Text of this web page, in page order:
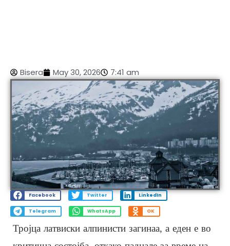
Bisera May 30, 2026 7:41 am
Facebook Twitter LinkedIn
Telegram WhatsApp OK
Тројца латвиски алпинисти загинаа, а еден е во